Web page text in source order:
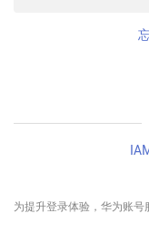
为提升登录体验，华为账号